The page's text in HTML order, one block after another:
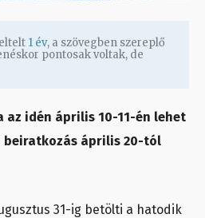
1 év, a szövegben szereplő
pontosak voltak, de
az idén április 10-11-én lehet
beiratkozás április 20-tól
31-ig betölti a hatodik